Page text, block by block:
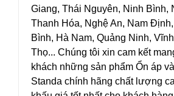
Giang, Thái Nguyên, Ninh Bình,
Thanh Hóa, Nghệ An, Nam
Bình, Hà Nam, Quảng Ninh,
Thọ... Chúng tôi xin cam kết
khách những sản phẩm Ổn áp
Standa chính hãng chất lượng